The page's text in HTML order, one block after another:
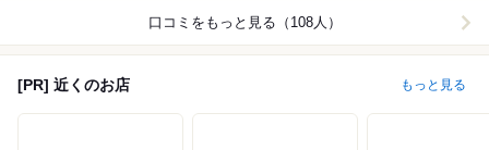
口コミをもっと見る（108人）
[PR] 近くのお店 もっと見る